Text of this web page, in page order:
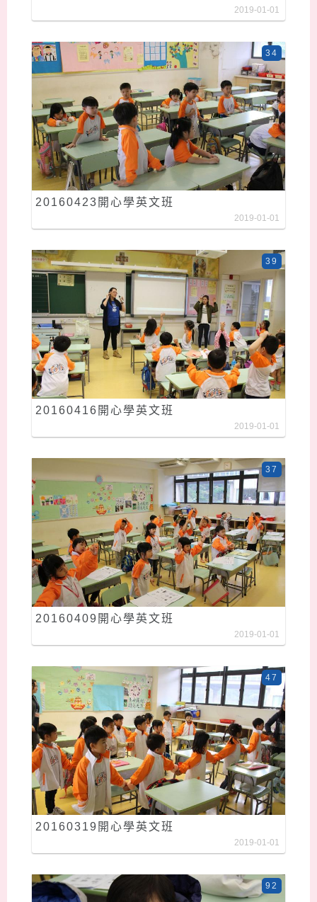
2019-01-01
20160423開心學英文班
34
2019-01-01
20160416開心學英文班
39
2019-01-01
20160409開心學英文班
37
2019-01-01
20160319開心學英文班
47
2019-01-01
92